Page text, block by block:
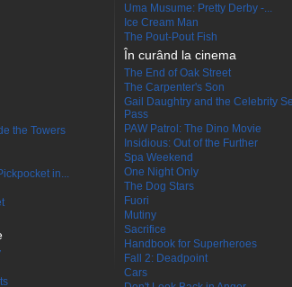
the Towers
in...
Uma Musume: Pretty Derby -...
Ice Cream Man
The Pout-Pout Fish
În curând la cinema
The End of Oak Street
The Carpenter's Son
Gail Daughtry and the Celebrity
Pass
PAW Patrol: The Dino Movie
Insidious: Out of the Further
Spa Weekend
One Night Only
The Dog Stars
Fuori
Mutiny
Sacrifice
Handbook for Superheroes
Fall 2: Deadpoint
Cars